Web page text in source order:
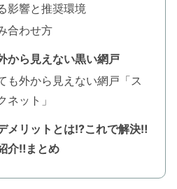
影響と推奨環境
合わせ方
から見えない黒い網戸
も外から見えない網戸「ス
ネット」
メリットとは!?これで解決‼
介‼まとめ